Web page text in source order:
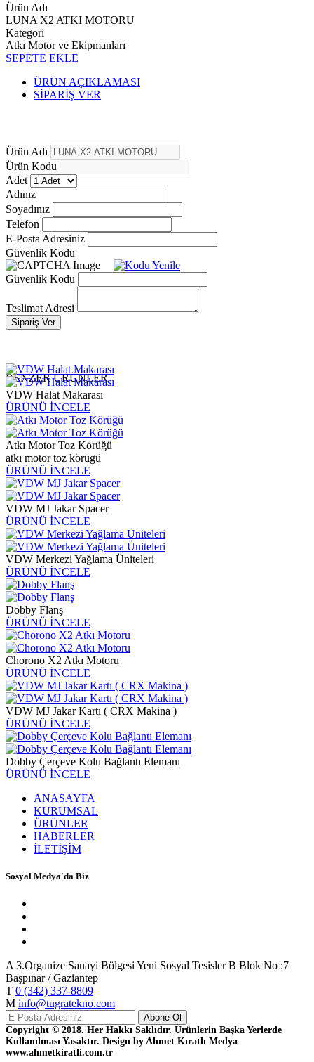
Ürün Adı
LUNA X2 ATKI MOTORU
Kategori
Atkı Motor ve Ekipmanları
SEPETE EKLE
ÜRÜN AÇIKLAMASI
SİPARİŞ VER
Ürün Adı
Ürün Kodu
Adet
Adınız
Soyadınız
Telefon
E-Posta Adresiniz
Güvenlik Kodu
Güvenlik Kodu
Teslimat Adresi
Sipariş Ver
BENZER ÜRÜNLER
VDW Halat Makarası
ÜRÜNÜ İNCELE
Atkı Motor Toz Körüğü
atkı motor toz körügü
ÜRÜNÜ İNCELE
VDW MJ Jakar Spacer
ÜRÜNÜ İNCELE
VDW Merkezi Yağlama Üniteleri
ÜRÜNÜ İNCELE
Dobby Flanş
ÜRÜNÜ İNCELE
Chorono X2 Atkı Motoru
ÜRÜNÜ İNCELE
VDW MJ Jakar Kartı ( CRX Makina )
ÜRÜNÜ İNCELE
Dobby Çerçeve Kolu Bağlantı Elemanı
ÜRÜNÜ İNCELE
ANASAYFA
KURUMSAL
ÜRÜNLER
HABERLER
İLETİŞİM
Sosyal Medya'da Biz
A 3.Organize Sanayi Bölgesi Yeni Sosyal Tesisler B Blok No :7
Başpınar / Gaziantep
T 0 (342) 337-8809
M info@tugratekno.com
Copyright © 2018. Her Hakkı Saklıdır. Ürünlerin Başka Yerlerde
Kullanılması Yasaktır. Design by Ahmet Kıratlı Medya
www.ahmetkiratli.com.tr